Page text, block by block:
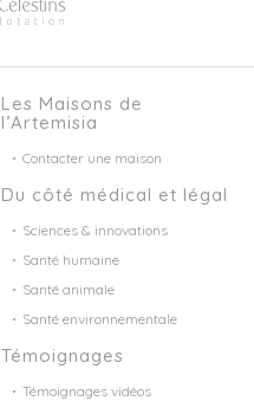
Les Maisons de
l’Artemisia
Contacter une maison
Du côté médical et légal
Sciences & innovations
Santé humaine
Santé animale
Santé environnementale
Témoignages
Témoignages vidéos